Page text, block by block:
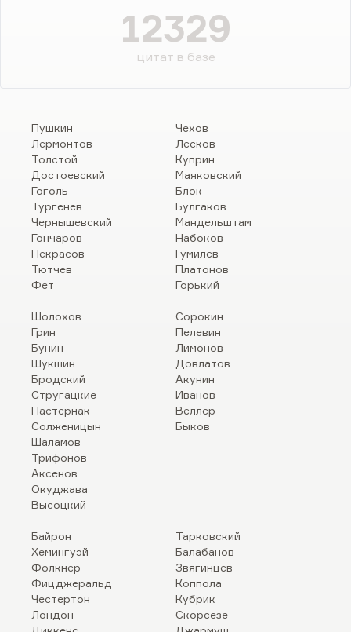
12329
цитат в базе
Пушкин
Лермонтов
Толстой
Достоевский
Гоголь
Тургенев
Чернышевский
Гончаров
Некрасов
Тютчев
Фет
Чехов
Лесков
Куприн
Маяковский
Блок
Булгаков
Мандельштам
Набоков
Гумилев
Платонов
Горький
Шолохов
Грин
Бунин
Шукшин
Бродский
Стругацкие
Пастернак
Солженицын
Шаламов
Трифонов
Аксенов
Окуджава
Высоцкий
Сорокин
Пелевин
Лимонов
Довлатов
Акунин
Иванов
Веллер
Быков
Байрон
Хемингуэй
Фолкнер
Фицджеральд
Честертон
Лондон
Тарковский
Балабанов
Звягинцев
Коппола
Кубрик
Скорсезе